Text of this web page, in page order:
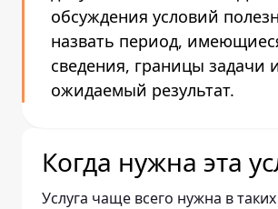
обсуждения условий
назвать период,
сведения, границы задачи и
ожидаемый результат.
Когда нужна эта
Услуга чаще всего нужна в таких